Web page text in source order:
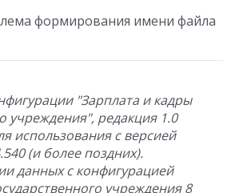
формирования имени файла
"Зарплата и кадры
учреждения", редакция 1.0
использования с версией
(и более поздних).
данных с конфигурацией
учреждения 8